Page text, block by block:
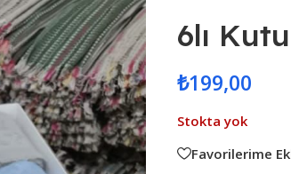
6lı
₺199,00
Stokta yok
Favorilerime